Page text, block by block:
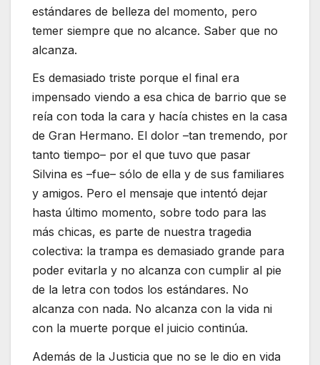
estándares de belleza del momento, pero
temer siempre que no alcance. Saber que no
alcanza.
Es demasiado triste porque el final era
impensado viendo a esa chica de barrio que se
reía con toda la cara y hacía chistes en la casa
de Gran Hermano. El dolor –tan tremendo, por
tanto tiempo– por el que tuvo que pasar
Silvina es –fue– sólo de ella y de sus familiares
y amigos. Pero el mensaje que intentó dejar
hasta último momento, sobre todo para las
más chicas, es parte de nuestra tragedia
colectiva: la trampa es demasiado grande para
poder evitarla y no alcanza con cumplir al pie
de la letra con todos los estándares. No
alcanza con nada. No alcanza con la vida ni
con la muerte porque el juicio continúa.
Además de la Justicia que no se le dio en vida